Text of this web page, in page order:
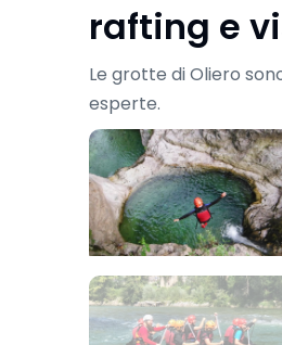
rafting e
Le grotte di Oliero
esperte.